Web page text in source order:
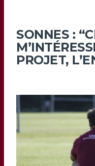
SONNES :
PROJET,